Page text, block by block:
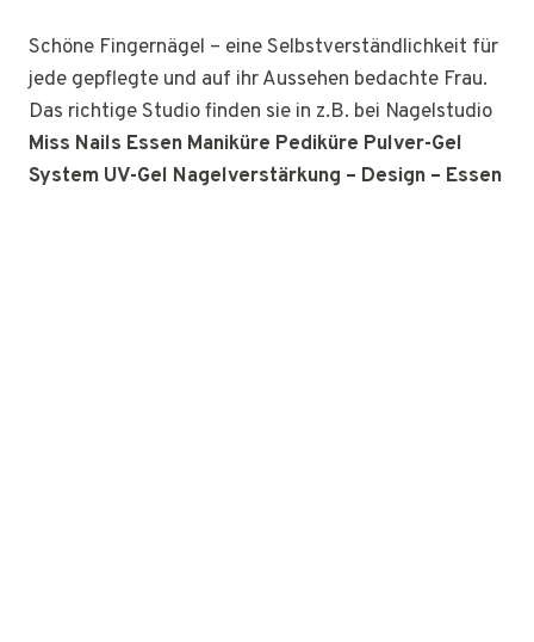
Schöne Fingernägel – eine Selbstverständlichkeit für
jede gepflegte und auf ihr Aussehen bedachte Frau.
Das richtige Studio finden sie in z.B. bei Nagelstudio
Miss Nails Essen Maniküre Pediküre Pulver-Gel
System UV-Gel Nagelverstärkung – Design – Essen